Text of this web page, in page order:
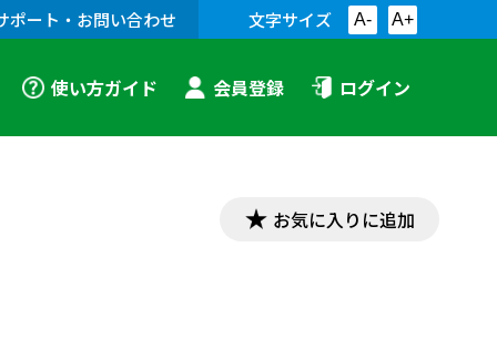
ポート・お問い合わせ 文字サイズ A- A+
使い方ガイド 会員登録 ログイン
お気に入りに追加